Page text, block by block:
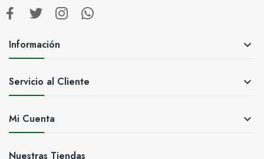
Información 
Servicio al Cliente 
Mi Cuenta 
Nuestras Tiendas